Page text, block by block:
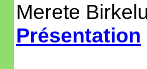
Merete
Présentation